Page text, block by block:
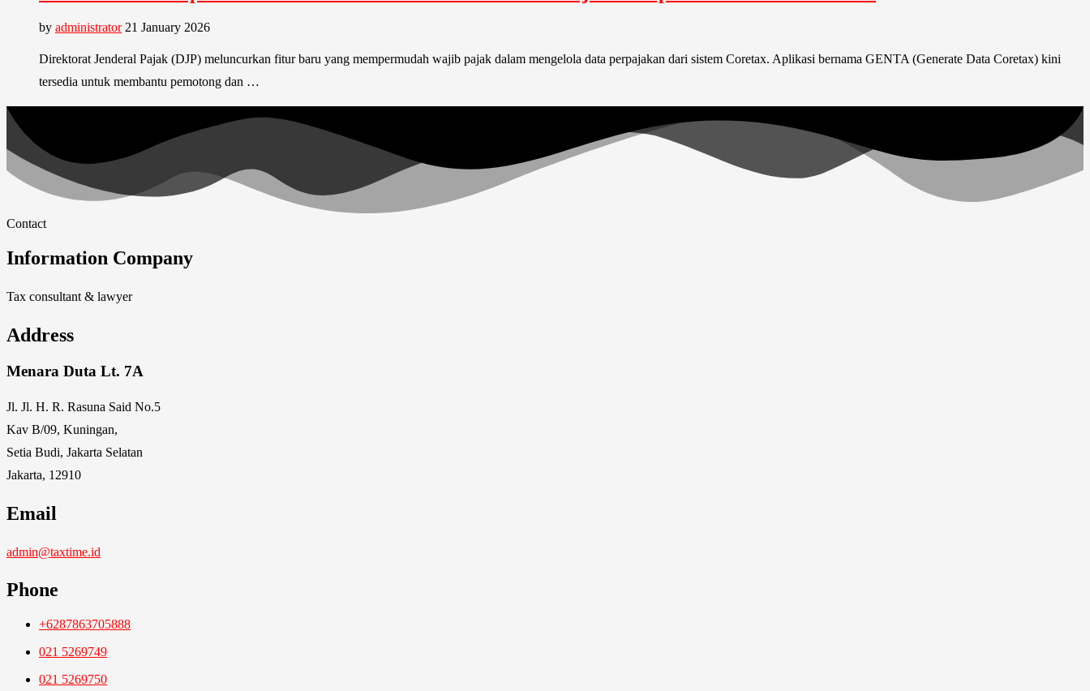
by administrator 21 January 2026
Direktorat Jenderal Pajak (DJP) meluncurkan fitur baru yang mempermudah wajib pajak dalam mengelola data perpajakan dari sistem Coretax. Aplikasi bernama GENTA (Generate Data Coretax) kini
tersedia untuk membantu pemotong dan …
Contact
Information Company
Tax consultant & lawyer
Address
Menara Duta Lt. 7A
Jl. Jl. H. R. Rasuna Said No.5
Kav B/09, Kuningan,
Setia Budi, Jakarta Selatan
Jakarta, 12910
Email
admin@taxtime.id
Phone
+6287863705888
021 5269749
021 5269750